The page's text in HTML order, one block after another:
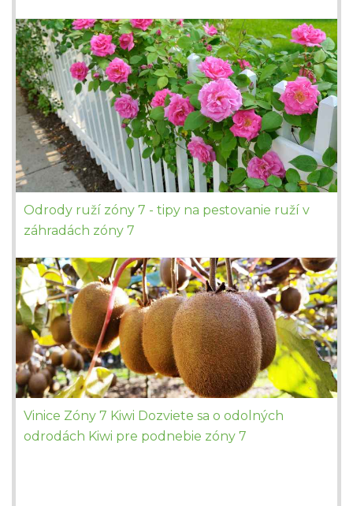
Odrody ruží zóny 7 - tipy na pestovanie ruží v
záhradách zóny 7
Vinice Zóny 7 Kiwi Dozviete sa o odolných
odrodách Kiwi pre podnebie zóny 7